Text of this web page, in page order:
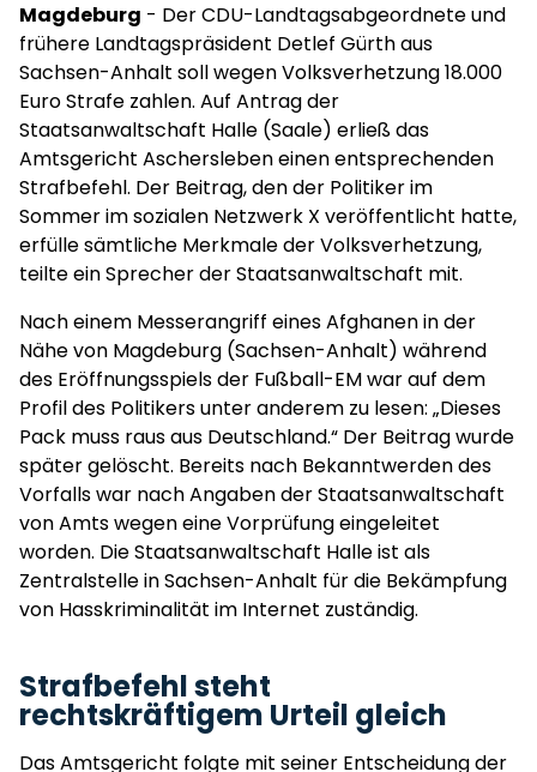
Magdeburg - Der CDU-Landtagsabgeordnete und
frühere Landtagspräsident Detlef Gürth aus
Sachsen-Anhalt soll wegen Volksverhetzung 18.000
Euro Strafe zahlen. Auf Antrag der
Staatsanwaltschaft Halle (Saale) erließ das
Amtsgericht Aschersleben einen entsprechenden
Strafbefehl. Der Beitrag, den der Politiker im
Sommer im sozialen Netzwerk X veröffentlicht hatte,
erfülle sämtliche Merkmale der Volksverhetzung,
teilte ein Sprecher der Staatsanwaltschaft mit.
Nach einem Messerangriff eines Afghanen in der
Nähe von Magdeburg (Sachsen-Anhalt) während
des Eröffnungsspiels der Fußball-EM war auf dem
Profil des Politikers unter anderem zu lesen: „Dieses
Pack muss raus aus Deutschland.“ Der Beitrag wurde
später gelöscht. Bereits nach Bekanntwerden des
Vorfalls war nach Angaben der Staatsanwaltschaft
von Amts wegen eine Vorprüfung eingeleitet
worden. Die Staatsanwaltschaft Halle ist als
Zentralstelle in Sachsen-Anhalt für die Bekämpfung
von Hasskriminalität im Internet zuständig.
Strafbefehl steht
rechtskräftigem Urteil gleich
Das Amtsgericht folgte mit seiner Entscheidung der